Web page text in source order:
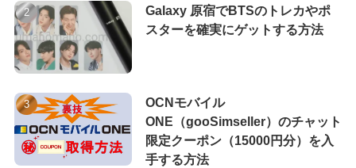
Galaxy 原宿でBTSのトレカやポ
スターを確実にゲットする方法
OCNモバイル
ONE（gooSimseller）のチャット
限定クーポン（15000円分）を入
手する方法